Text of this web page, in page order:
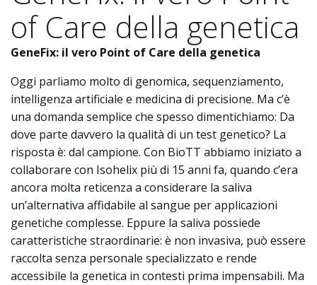
of Care della genetica
GeneFix: il vero Point of Care della genetica
Oggi parliamo molto di genomica, sequenziamento,
intelligenza artificiale e medicina di precisione. Ma c’è
una domanda semplice che spesso dimentichiamo: Da
dove parte davvero la qualità di un test genetico? La
risposta è: dal campione. Con BioTT abbiamo iniziato a
collaborare con Isohelix più di 15 anni fa, quando c’era
ancora molta reticenza a considerare la saliva
un’alternativa affidabile al sangue per applicazioni
genetiche complesse. Eppure la saliva possiede
caratteristiche straordinarie: è non invasiva, può essere
raccolta senza personale specializzato e rende
accessibile la genetica in contesti prima impensabili. Ma